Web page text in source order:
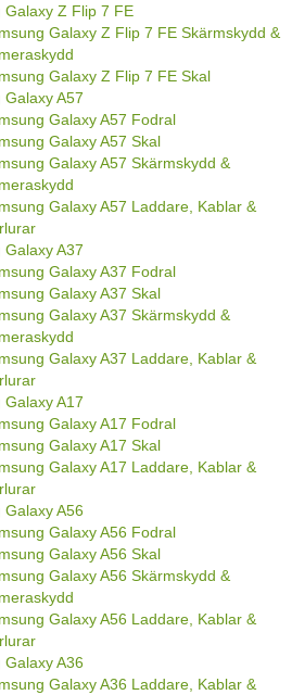
Galaxy Z Flip 7 FE
Galaxy Z Flip 7 FE Skärmskydd &
Galaxy Z Flip 7 FE Skal
Galaxy A57
Galaxy A57 Fodral
Galaxy A57 Skal
Galaxy A57 Skärmskydd &
Galaxy A57 Laddare, Kablar &
Galaxy A37
Galaxy A37 Fodral
Galaxy A37 Skal
Galaxy A37 Skärmskydd &
Galaxy A37 Laddare, Kablar &
Galaxy A17
Galaxy A17 Fodral
Galaxy A17 Skal
Galaxy A17 Laddare, Kablar &
Galaxy A56
Galaxy A56 Fodral
Galaxy A56 Skal
Galaxy A56 Skärmskydd &
Galaxy A56 Laddare, Kablar &
Galaxy A36
Galaxy A36 Laddare, Kablar &